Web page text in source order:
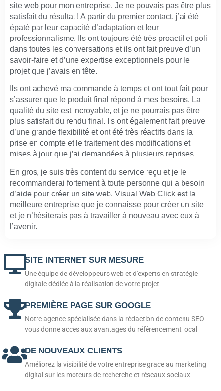
site web pour mon entreprise. Je ne pouvais pas être plus
satisfait du résultat ! A partir du premier contact, j’ai été
épaté par leur capacité d’adaptation et leur
professionnalisme. Ils ont toujours été très proactif et poli
dans toutes les conversations et ils ont fait preuve d’un
savoir-faire et d’une expertise exceptionnels pour le
projet que j’avais en tête.
Ils ont achevé ma commande à temps et ont tout fait pour
s’assurer que le produit final répond à mes besoins. La
qualité du site est incroyable, et je ne pourrais pas être
plus satisfait du rendu final. Ils ont également fait preuve
d’une grande flexibilité et ont été très réactifs dans la
prise en compte et le traitement des modifications et
mises à jour que j’ai demandées à plusieurs reprises.
En gros, je suis très content du service reçu et je le
recommanderai fortement à toute personne qui a besoin
d’aide pour créer un site web. Visual Web Click est la
meilleure entreprise que je connaisse pour créer un site
et je n’hésiterais pas à travailler à nouveau avec eux à
l’avenir.
SITE INTERNET SUR MESURE
Une équipe de développeurs web et d'experts en stratégie
digitale dédiée à la réalisation de votre projet
PREMIÈRE PAGE SUR GOOGLE
Notre agence spécialisée dans la rédaction de contenu SEO
vous donne accès aux avantages du référencement local
DE NOUVEAUX CLIENTS
Améliorez la visibilité de votre entreprise grace au marketing
digital sur les moteurs de recherche et réseaux sociaux